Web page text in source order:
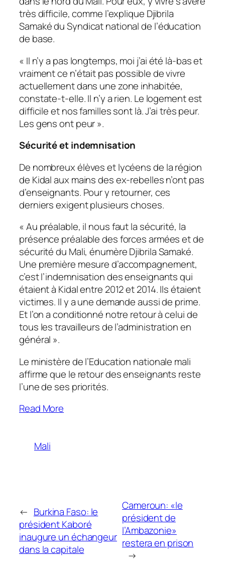
très difficile, comme l’explique Djibrila
Samaké du Syndicat national de l’éducation
de base.
« Il n’y a pas longtemps, moi j’ai été là-bas et
vraiment ce n’était pas possible de vivre
actuellement dans une zone inhabitée,
constate-t-elle.Il n’y a rien. Le logement est
difficile et nos familles sont là. J’ai très peur.
Les gens ont peur».
Sécurité et indemnisation
De nombreux élèves et lycéens de la région
de Kidal aux mains des ex-rebelles n’ont pas
d’enseignants. Pour y retourner, ces
derniers exigent plusieurs choses.
«Au préalable, il nous faut la sécurité, la
présence préalable des forces armées et de
sécurité du Mali, énumère Djibrila Samaké.
Une première mesure d’accompagnement,
c’est l’indemnisation des enseignants qui
étaient à Kidal entre 2012 et 2014. Ils étaient
victimes. Il y a une demande aussi de prime.
Et l’on a conditionné notre retour à celui de
tous les travailleurs de l’administration en
général ».
Le ministère de l’Education nationale mali
affirme que le retour des enseignants reste
l’une de ses priorités.
Read More
Mali
← Burkina Faso: le
président Kaboré
inaugure un échangeur
dans la capitale
Cameroun: «le
président de
l’Ambazonie»
restera en prison
→